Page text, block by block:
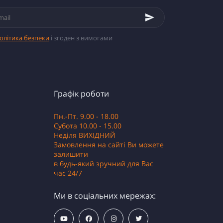
безпеки і згоден з вимогами
Графік роботи
Пн.-Пт. 9.00 - 18.00
Субота 10.00 - 15.00
Неділя ВИХІДНИЙ
Замовлення на сайті Ви можете
залишити
в будь-який зручний для Вас
час 24/7
Ми в соціальних мережах: